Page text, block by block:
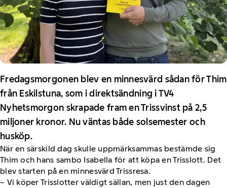
Fredagsmorgonen blev en minnesvärd sådan för Thim
från Eskilstuna, som i direktsändning i TV4
Nyhetsmorgon skrapade fram en Trissvinst på 2,5
miljoner kronor. Nu väntas både solsemester och
husköp.
När en särskild dag skulle uppmärksammas bestämde sig
Thim och hans sambo Isabella för att köpa en Trisslott. Det
blev starten på en minnesvärd Trissresa.
– Vi köper Trisslotter väldigt sällan, men just den dagen